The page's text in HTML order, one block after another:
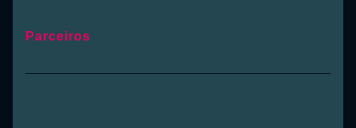
Parceiros